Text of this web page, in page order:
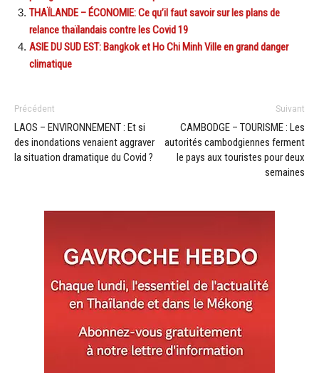
THAÏLANDE – ÉCONOMIE: Ce qu’il faut savoir sur les plans de
relance thaïlandais contre les Covid 19
ASIE DU SUD EST: Bangkok et Ho Chi Minh Ville en grand danger
climatique
Précédent
LAOS – ENVIRONNEMENT : Et si
des inondations venaient aggraver
la situation dramatique du Covid ?
Suivant
CAMBODGE – TOURISME : Les
autorités cambodgiennes ferment
le pays aux touristes pour deux
semaines